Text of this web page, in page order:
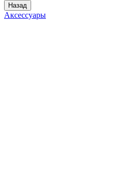
Назад
Аксессуары